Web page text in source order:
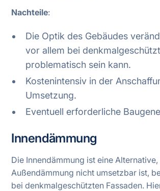
Nachteile:
Die Optik des Gebäudes
vor allem bei
problematisch sein kann.
Kostenintensiv in der
Umsetzung.
Eventuell erforderliche
Innendämmung
Die Innendämmung ist eine
Außendämmung nicht umsetzbar ist,
bei denkmalgeschützten Fassaden.